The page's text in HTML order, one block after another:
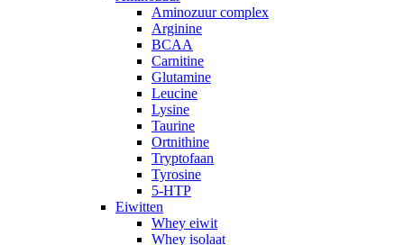
Aminozuur complex
Arginine
BCAA
Carnitine
Glutamine
Leucine
Lysine
Taurine
Ortnithine
Tryptofaan
Tyrosine
5-HTP
Eiwitten
Whey eiwit
Whey isolaat